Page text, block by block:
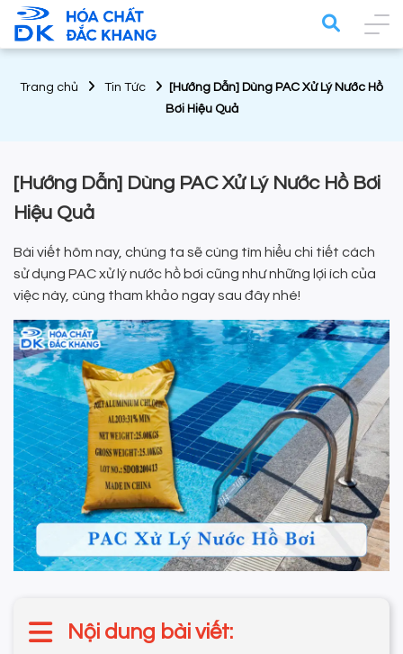
Trang chủ Tin Tức
[Hướng Dẫn] Dùng PAC Xử Lý Nước Hồ
Bơi Hiệu Quả
[Hướng Dẫn] Dùng PAC Xử Lý Nước Hồ Bơi
Hiệu Quả
Bài viết hôm nay, chúng ta sẽ cùng tìm hiểu chi tiết cách
sử dụng PAC xử lý nước hồ bơi cũng như những lợi ích của
việc này, cùng tham khảo ngay sau đây nhé!
Nội dung bài viết: